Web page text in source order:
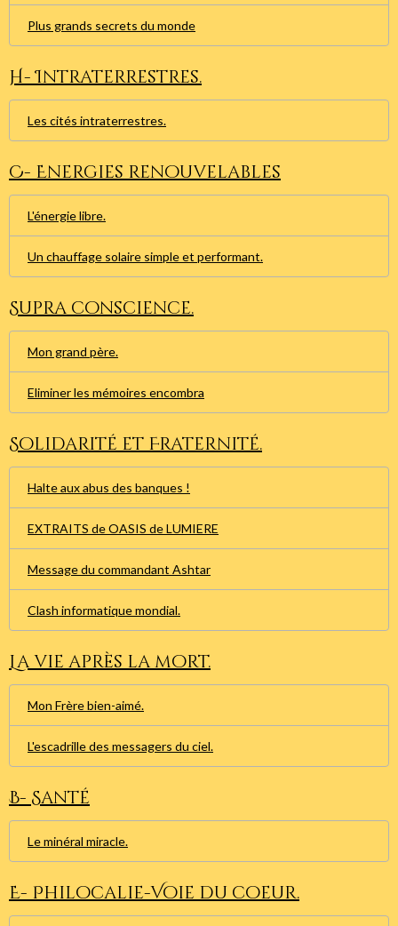
Plus grands secrets du monde
H- Intraterrestres.
Les cités intraterrestres.
C- Energies renouvelables
L'énergie libre.
Un chauffage solaire simple et performant.
Supra conscience.
Mon grand père.
Eliminer les mémoires encombra
Solidarité et Fraternité.
Halte aux abus des banques !
EXTRAITS de OASIS de LUMIERE
Message du commandant Ashtar
Clash informatique mondial.
La vie après la mort.
Mon Frère bien-aimé.
L'escadrille des messagers du ciel.
B- Santé
Le minéral miracle.
E- Philocalie-Voie du coeur.